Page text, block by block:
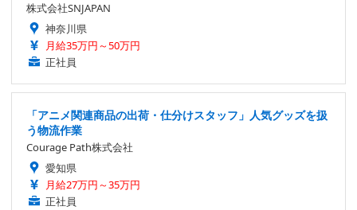
株式会社SNJAPAN
神奈川県
月給35万円～50万円
正社員
「アニメ関連商品の出荷・仕分けスタッフ」人気グッズを扱
う物流作業
Courage Path株式会社
愛知県
月給27万円～35万円
正社員